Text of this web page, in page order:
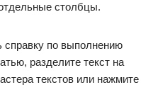
столбцы.
справку по выполнению
разделите текст на
текстов или нажмите